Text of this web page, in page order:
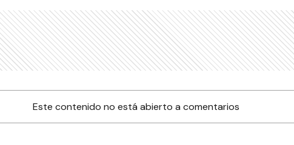
Este contenido no está abierto a comentarios